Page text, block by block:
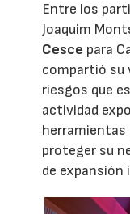
Entre los
Joaquim
Cesce para
compartió su
riesgos que
actividad
herramientas
proteger su
de expansión